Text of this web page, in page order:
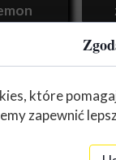
na
które
zapewnić